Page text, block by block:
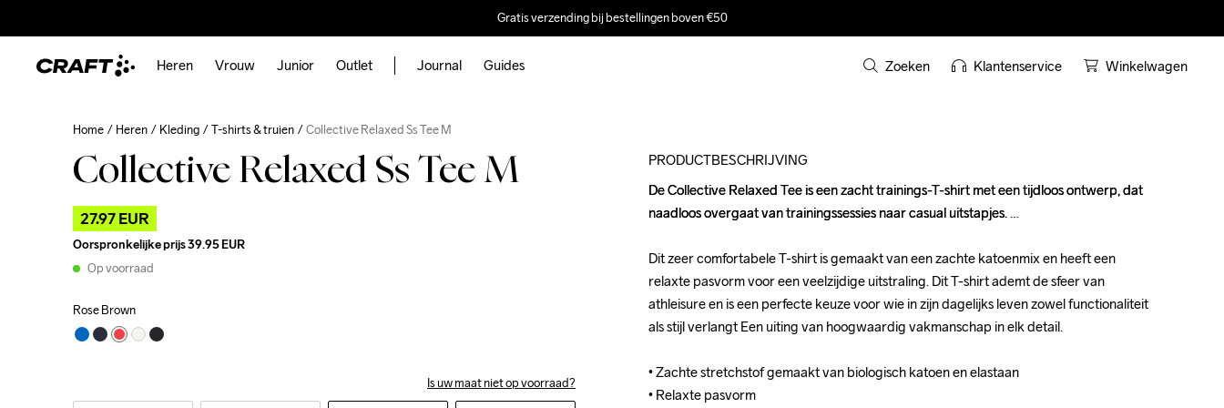
Gratis verzending bij bestellingen boven €50
Heren Vrouw Junior Outlet Journal Guides Zoeken Klantenservice Winkelwagen
Home Heren Kleding T-shirts & truien Collective Relaxed Ss Tee M
Collective Relaxed Ss Tee M
27.97 EUR
Oorspronkelijke prijs39.95 EUR
Op voorraad
Rose Brown
Is uw maat niet op voorraad?
PRODUCTBESCHRIJVING
De Collective Relaxed Tee is een zacht trainings-T-shirt met een tijdloos ontwerp, dat
naadloos overgaat van trainingssessies naar casual uitstapjes.
Dit zeer comfortabele T-shirt is gemaakt van een zachte katoenmix en heeft een
relaxte pasvorm voor een veelzijdige uitstraling. Dit T-shirt ademt de sfeer van
athleisure en is een perfecte keuze voor wie in zijn dagelijks leven zowel functionaliteit
als stijl verlangt Een uiting van hoogwaardig vakmanschap in elk detail.
• Zachte stretchstof gemaakt van biologisch katoen en elastaan
• Relaxte pasvorm
De Collective Relaxed Tee is een zacht trainings-T-shirt met een tijdloos ontwerp, dat
naadloos overgaat van trainingssessies naar casual uitstapjes.
Dit zeer comfortabele T-shirt is gemaakt van een zachte katoenmix en heeft een
relaxte pasvorm voor een veelzijdige uitstraling. Dit T-shirt ademt de sfeer van
athleisure en is een perfecte keuze voor wie in zijn dagelijks leven zowel functionaliteit
als stijl verlangt Een uiting van hoogwaardig vakmanschap in elk detail.
• Zachte stretchstof gemaakt van biologisch katoen en elastaan
• Relaxte pasvorm